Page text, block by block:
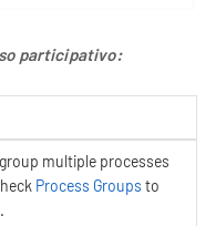
participativo:
multiple processes
Process Groups to